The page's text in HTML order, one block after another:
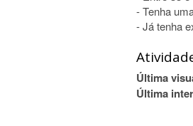
- Tenha
- Já tenha
Última
Última